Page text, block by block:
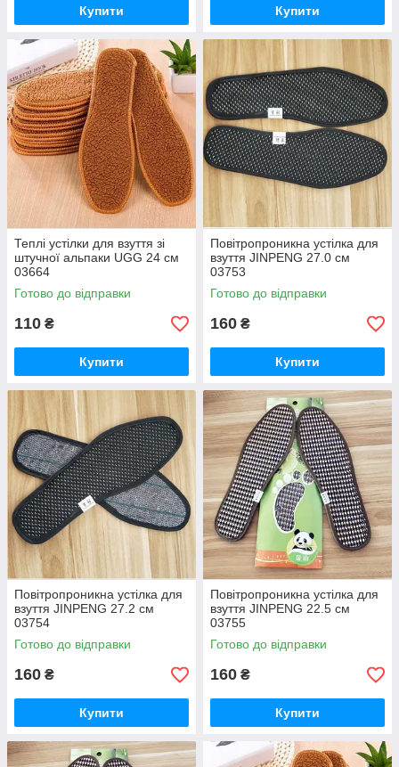
Купити Купити
Теплі устілки для взуття зі
штучної альпаки UGG 24 см
03664
Готово до відправки
110 ₴
Купити
Повітропроникна устілка для
взуття JINPENG 27.0 см
03753
Готово до відправки
160 ₴
Купити
Повітропроникна устілка для
взуття JINPENG 27.2 см
03754
Готово до відправки
160 ₴
Купити
Повітропроникна устілка для
взуття JINPENG 22.5 см
03755
Готово до відправки
160 ₴
Купити